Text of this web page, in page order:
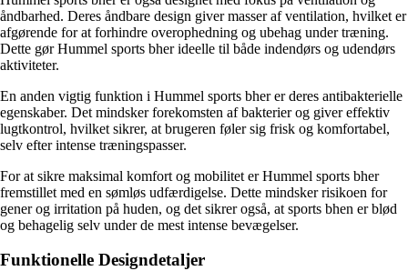
åndbarhed. Deres åndbare design giver masser af ventilation, hvilket er
afgørende for at forhindre overophedning og ubehag under træning.
Dette gør Hummel sports bher ideelle til både indendørs og udendørs
aktiviteter.
En anden vigtig funktion i Hummel sports bher er deres antibakterielle
egenskaber. Det mindsker forekomsten af bakterier og giver effektiv
lugtkontrol, hvilket sikrer, at brugeren føler sig frisk og komfortabel,
selv efter intense træningspasser.
For at sikre maksimal komfort og mobilitet er Hummel sports bher
fremstillet med en sømløs udfærdigelse. Dette mindsker risikoen for
gener og irritation på huden, og det sikrer også, at sports bhen er blød
og behagelig selv under de mest intense bevægelser.
Funktionelle Designdetaljer